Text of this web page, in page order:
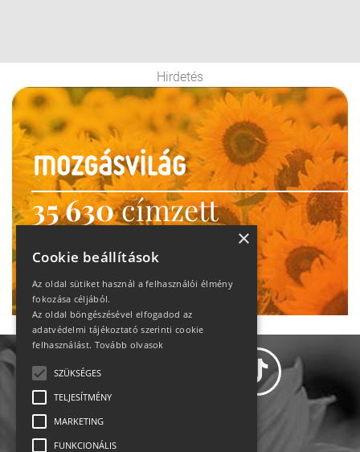
Hirdetés
35 630címzett
heti motiváció
Ne maradj le!
×
Cookie beállítások
Az oldal sütiket használ a felhasználói élmény
fokozása céljából.
Az oldal böngészésével elfogadod az
adatvédelmi tájékoztató szerinti cookie
felhasználást. Tovább olvasok
SZÜKSÉGES
TELJESÍTMÉNY
MARKETING
FUNKCIONÁLIS